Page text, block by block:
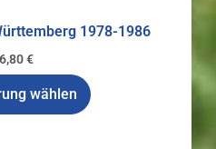
1978-1986
€
wählen